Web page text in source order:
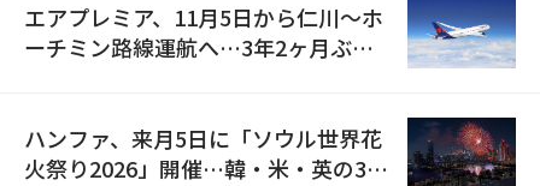
エアプレミア、11月5日から仁川〜ホ
ーチミン路線運航へ…3年2ヶ月ぶり
ハンファ、来月5日に「ソウル世界花
火祭り2026」開催…韓・米・英の3カ